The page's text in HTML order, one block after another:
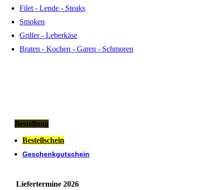
Filet - Lende - Steaks
Smoken
Griller - Leberkäse
Braten - Kochen - Garen - Schmoren
Bestellung
Bestellschein
Geschenkgutschein
Liefertermine 2026